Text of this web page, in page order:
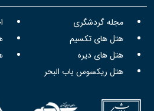
مجله گردشگری
هتل های تکسیم
هتل های دیره
هتل ریکسوس باب البحر